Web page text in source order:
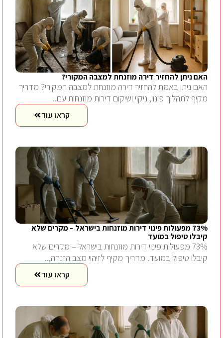
האם ניתן להחזיר דירה מוזנחת למצבה המקורי?
האם ניתן באמת להחזיר דירה מוזנחת למצבה המקורי? מדריך
מקיף לתהליך פינוי, ניקוי ושיקום דירות מוזנחות עם..
קראו עוד
73% מפעולות פינוי דירות מוזנחות בישראל – מקרים שלא
קיבלו טיפול במועד
73% מפעולות פינוי דירות מוזנחות בישראל – מקרים שלא
קיבלו טיפול במועד. מדריך מקיף לזיהוי מצב הזנחה,..
קראו עוד